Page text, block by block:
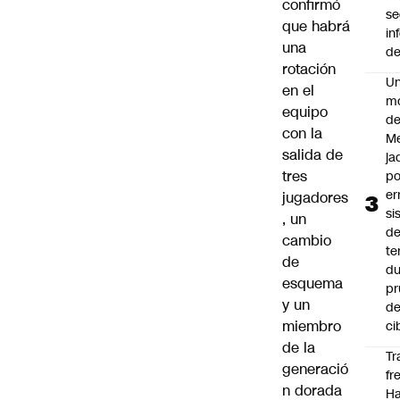
confirmó
que habrá
una
rotación
en el
equipo
con la
salida de
tres
jugadores
, un
cambio
de
esquema
y un
miembro
de la
generació
n dorada
de
de